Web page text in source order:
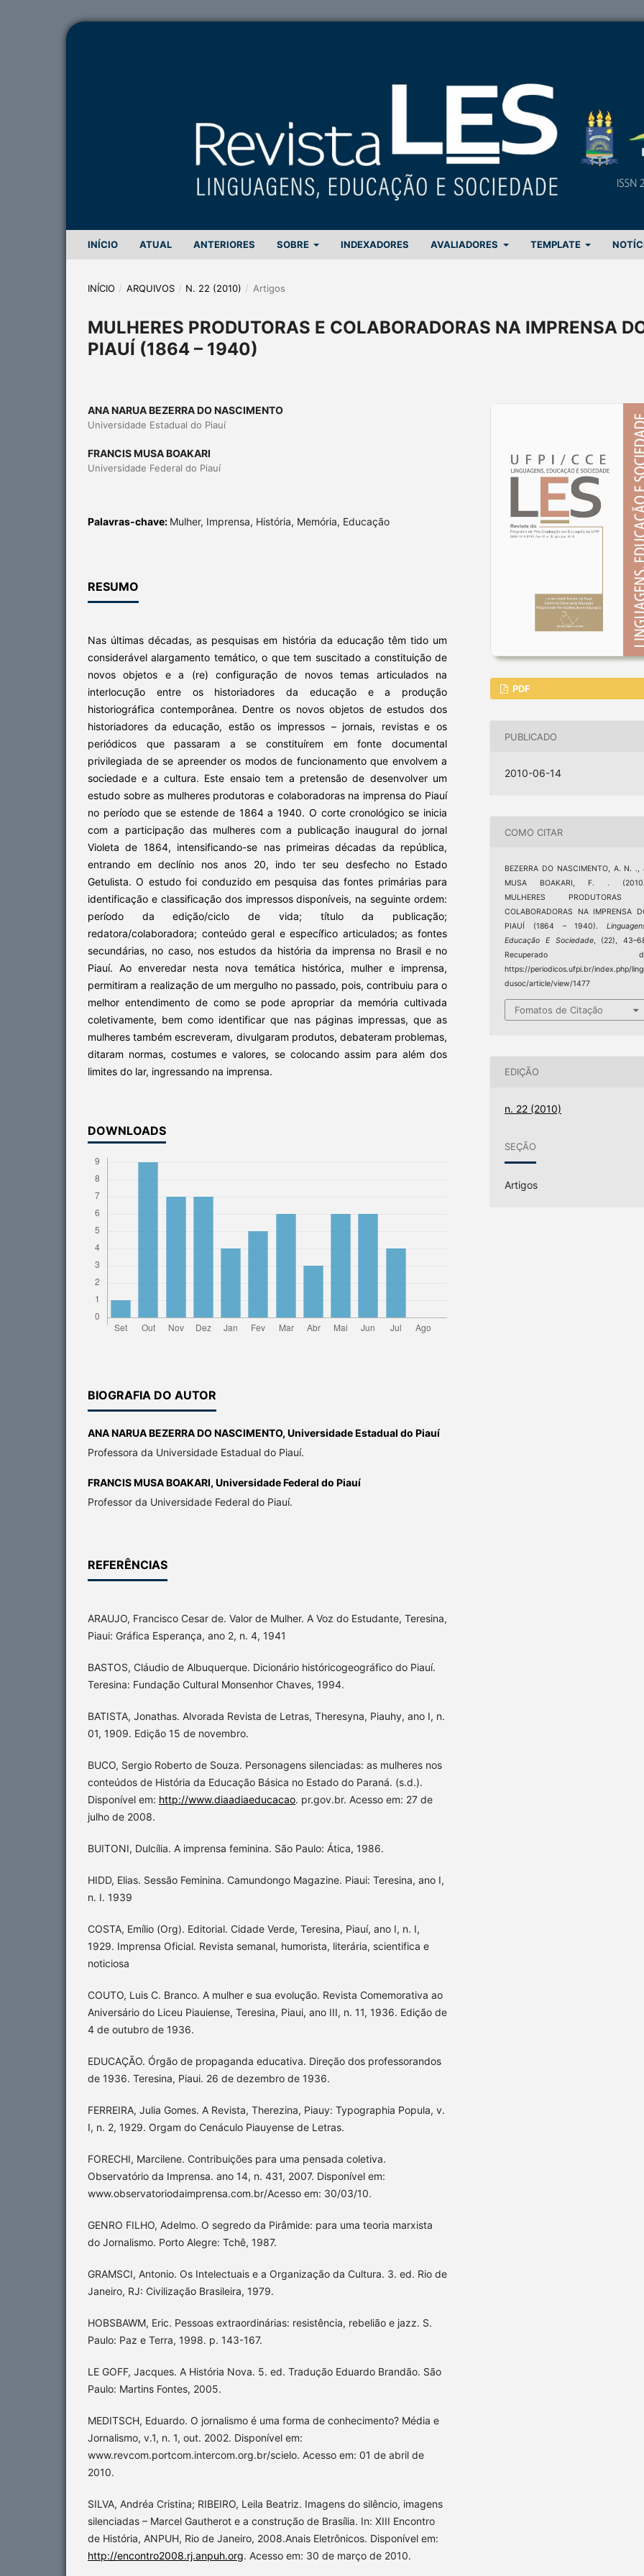
INÍCIO ATUAL ANTERIORES SOBRE INDEXADORES AVALIADORES TEMPLATE
INÍCIO / ARQUIVOS / N. 22 (2010) / Artigos
MULHERES PRODUTORAS E COLABORADORAS NA IMPRENSA
PIAUÍ (1864 – 1940)
ANA NARUA BEZERRA DO NASCIMENTO
Universidade Estadual do Piauí
FRANCIS MUSA BOAKARI
Universidade Federal do Piauí
Palavras-chave: Mulher, Imprensa, História, Memória, Educação
RESUMO
Nas últimas décadas, as pesquisas em história da educação têm tido um
considerável alargamento temático, o que tem suscitado a constituição de
novos objetos e a (re) configuração de novos temas articulados na
interlocução entre os historiadores da educação e a produção
historiográfica contemporânea. Dentre os novos objetos de estudos dos
historiadores da educação, estão os impressos – jornais, revistas e os
periódicos que passaram a se constituírem em fonte documental
privilegiada de se apreender os modos de funcionamento que envolvem a
sociedade e a cultura. Este ensaio tem a pretensão de desenvolver um
estudo sobre as mulheres produtoras e colaboradoras na imprensa do Piauí
no período que se estende de 1864 a 1940. O corte cronológico se inicia
com a participação das mulheres com a publicação inaugural do jornal
Violeta de 1864, intensificando-se nas primeiras décadas da república,
entrando em declínio nos anos 20, indo ter seu desfecho no Estado
Getulista. O estudo foi conduzido em pesquisa das fontes primárias para
identificação e classificação dos impressos disponíveis, na seguinte ordem:
período da edição/ciclo de vida; título da publicação;
redatora/colaboradora; conteúdo geral e específico articulados; as fontes
secundárias, no caso, nos estudos da história da imprensa no Brasil e no
Piauí. Ao enveredar nesta nova temática histórica, mulher e imprensa,
permitiram a realização de um mergulho no passado, pois, contribuiu para o
melhor entendimento de como se pode apropriar da memória cultivada
coletivamente, bem como identificar que nas páginas impressas, que as
mulheres também escreveram, divulgaram produtos, debateram problemas,
ditaram normas, costumes e valores, se colocando assim para além dos
limites do lar, ingressando na imprensa.
DOWNLOADS
BIOGRAFIA DO AUTOR
ANA NARUA BEZERRA DO NASCIMENTO, Universidade Estadual do Piauí
Professora da Universidade Estadual do Piauí.
FRANCIS MUSA BOAKARI, Universidade Federal do Piauí
Professor da Universidade Federal do Piauí.
REFERÊNCIAS
ARAUJO, Francisco Cesar de. Valor de Mulher. A Voz do Estudante, Teresina,
Piaui: Gráfica Esperança, ano 2, n. 4, 1941
BASTOS, Cláudio de Albuquerque. Dicionário históricogeográfico do Piauí.
Teresina: Fundação Cultural Monsenhor Chaves, 1994.
BATISTA, Jonathas. Alvorada Revista de Letras, Theresyna, Piauhy, ano I, n.
01, 1909. Edição 15 de novembro.
BUCO, Sergio Roberto de Souza. Personagens silenciadas: as mulheres nos
conteúdos de História da Educação Básica no Estado do Paraná. (s.d.).
Disponível em: http://www.diaadiaeducacao. pr.gov.br. Acesso em: 27 de
julho de 2008.
BUITONI, Dulcília. A imprensa feminina. São Paulo: Ática, 1986.
HIDD, Elias. Sessão Feminina. Camundongo Magazine. Piaui: Teresina, ano I,
n. I. 1939
COSTA, Emílio (Org). Editorial. Cidade Verde, Teresina, Piauí, ano I, n. I,
1929. Imprensa Oficial. Revista semanal, humorista, literária, scientifica e
noticiosa
COUTO, Luis C. Branco. A mulher e sua evolução. Revista Comemorativa ao
Aniversário do Liceu Piauiense, Teresina, Piaui, ano III, n. 11, 1936. Edição de
4 de outubro de 1936.
EDUCAÇÃO. Órgão de propaganda educativa. Direção dos professorandos
de 1936. Teresina, Piaui. 26 de dezembro de 1936.
FERREIRA, Julia Gomes. A Revista, Therezina, Piauy: Typographia Popula, v.
I, n. 2, 1929. Orgam do Cenáculo Piauyense de Letras.
FORECHI, Marcilene. Contribuições para uma pensada coletiva.
Observatório da Imprensa. ano 14, n. 431, 2007. Disponível em:
www.observatoriodaimprensa.com.br/Acesso em: 30/03/10.
GENRO FILHO, Adelmo. O segredo da Pirâmide: para uma teoria marxista
do Jornalismo. Porto Alegre: Tchê, 1987.
GRAMSCI, Antonio. Os Intelectuais e a Organização da Cultura. 3. ed. Rio de
Janeiro, RJ: Civilização Brasileira, 1979.
HOBSBAWM, Eric. Pessoas extraordinárias: resistência, rebelião e jazz. S.
Paulo: Paz e Terra, 1998. p. 143-167.
LE GOFF, Jacques. A História Nova. 5. ed. Tradução Eduardo Brandão. São
Paulo: Martins Fontes, 2005.
MEDITSCH, Eduardo. O jornalismo é uma forma de conhecimento? Média e
Jornalismo, v.1, n. 1, out. 2002. Disponível em:
www.revcom.portcom.intercom.org.br/scielo. Acesso em: 01 de abril de
2010.
SILVA, Andréa Cristina; RIBEIRO, Leila Beatriz. Imagens do silêncio, imagens
silenciadas – Marcel Gautherot e a construção de Brasília. In: XIII Encontro
de História, ANPUH, Rio de Janeiro, 2008.Anais Eletrônicos. Disponível em:
http://encontro2008.rj.anpuh.org. Acesso em: 30 de março de 2010.
PDF
PUBLICADO
2010-06-14
COMO CITAR
BEZERRA DO NASCIMENTO, A. N. .,
MUSA BOAKARI, F. .
MULHERES PRODUTORAS
COLABORADORAS NA IMPRENSA
PIAUÍ (1864 – 1940).
Educação E Sociedade, (22),
Recuperado
https://periodicos.ufpi.br/index.php/
dusoc/article/view/1477
Fomatos de Citação
EDIÇÃO
n. 22 (2010)
SEÇÃO
Artigos